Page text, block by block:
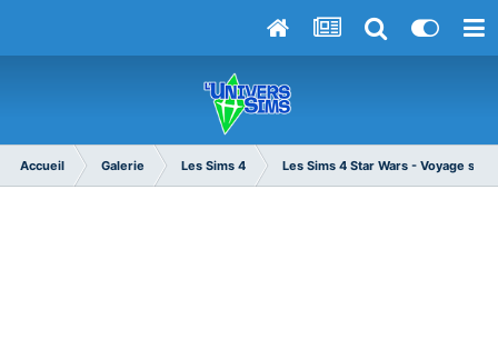
Accueil Galerie Les Sims 4 Les Sims 4 Star Wars - Voyage sur